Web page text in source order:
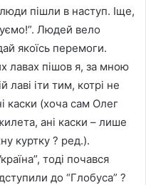
пішли в наступ. Іще,
Людей вело
якоїсь перемоги.
лавах пішов я, за мною
лаві іти тим, котрі не
каски (хоча сам Олег
ані каски – лише
куртку ? ред.).
тоді почався
до “Глобуса” ?